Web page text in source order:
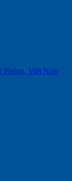
Phòng, Việt Nam